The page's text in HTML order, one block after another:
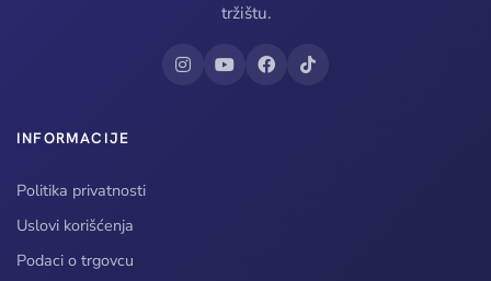
tržištu.
INFORMACIJE
Politika privatnosti
Uslovi korišćenja
Podaci o trgovcu